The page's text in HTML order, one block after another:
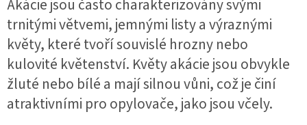
Akácie jsou často charakterizovány svými
trnitými větvemi, jemnými listy a výraznými
květy, které tvoří souvislé hrozny nebo
kulovité květenství. Květy akácie jsou obvykle
žluté nebo bílé a mají silnou vůni, což je činí
atraktivními pro opylovače, jako jsou včely.